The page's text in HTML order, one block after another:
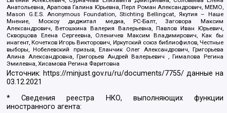
Анатольевна, Арапова Галина Юрьевна, Перл Роман Александрович, МЕМО,
Mason G.E.S. Anonymous Foundation, Stichting Bellingcat, Якутия – Наше
Мнение, Москоу диджитал медиа, РС-Балт, Заговора Максим
Александрович, Ветошкина Валерия Валерьевна, Павлов Иван Юрьевич,
Скворцова Елена Сергеевна, Оленичев Максим Владимирович, Как бы
инагент, Кочетков Игорь Викторович, Иркутский союз библиофилов, Честные
выборы, Нобелевский призыв, Еланчик Олег Александрович, Григорьева
Алина Александровна, Григорьев Андрей Валерьевич , Гималова Регина
Эмилевна, Хисамова Регина Фаритовна
Источник: https://minjust.gov.ru/ru/documents/7755/ данные на
03.12.2021
* Сведения реестра НКО, выполняющих функции
иностранного агента: